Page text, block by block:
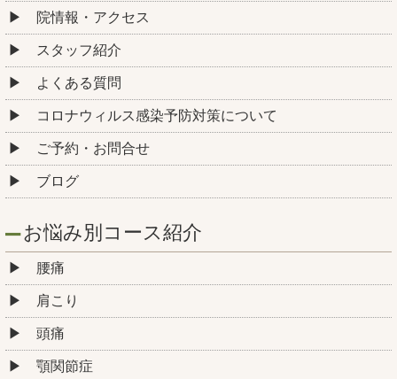
院情報・アクセス
スタッフ紹介
よくある質問
コロナウィルス感染予防対策について
ご予約・お問合せ
ブログ
お悩み別コース紹介
腰痛
肩こり
頭痛
顎関節症